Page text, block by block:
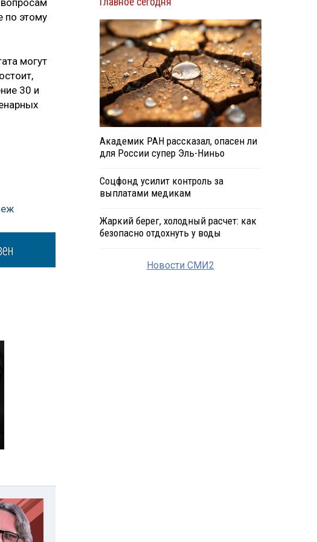
по этому
могут
30 и
Академик РАН рассказал, опасен ли
для России супер Эль-Ниньо
Соцфонд усилит контроль за
выплатами медикам
Жаркий берег, холодный расчет: как
безопасно отдохнуть у воды
Новости СМИ2